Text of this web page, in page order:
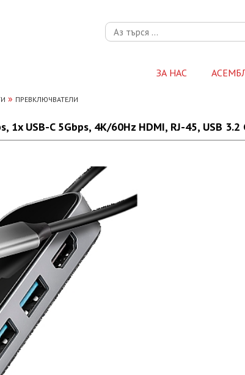
ЗА НАС
» ПРЕВКЛЮЧВАТЕЛИ
1x USB-C 5Gbps, 4K/60Hz HDMI, RJ-45, USB